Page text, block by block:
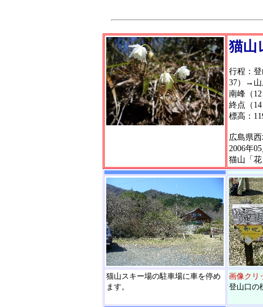
猫山
行程：
37）→山
南峰（
終点（
標高：
広島県
2006年
猫山「
猫山スキー場の駐車場に車を停め
ます。
画像クリ
登山口の